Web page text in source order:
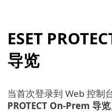
ESET
导览
当首次登录到 Web 控制
PROTECT On-Prem 导览